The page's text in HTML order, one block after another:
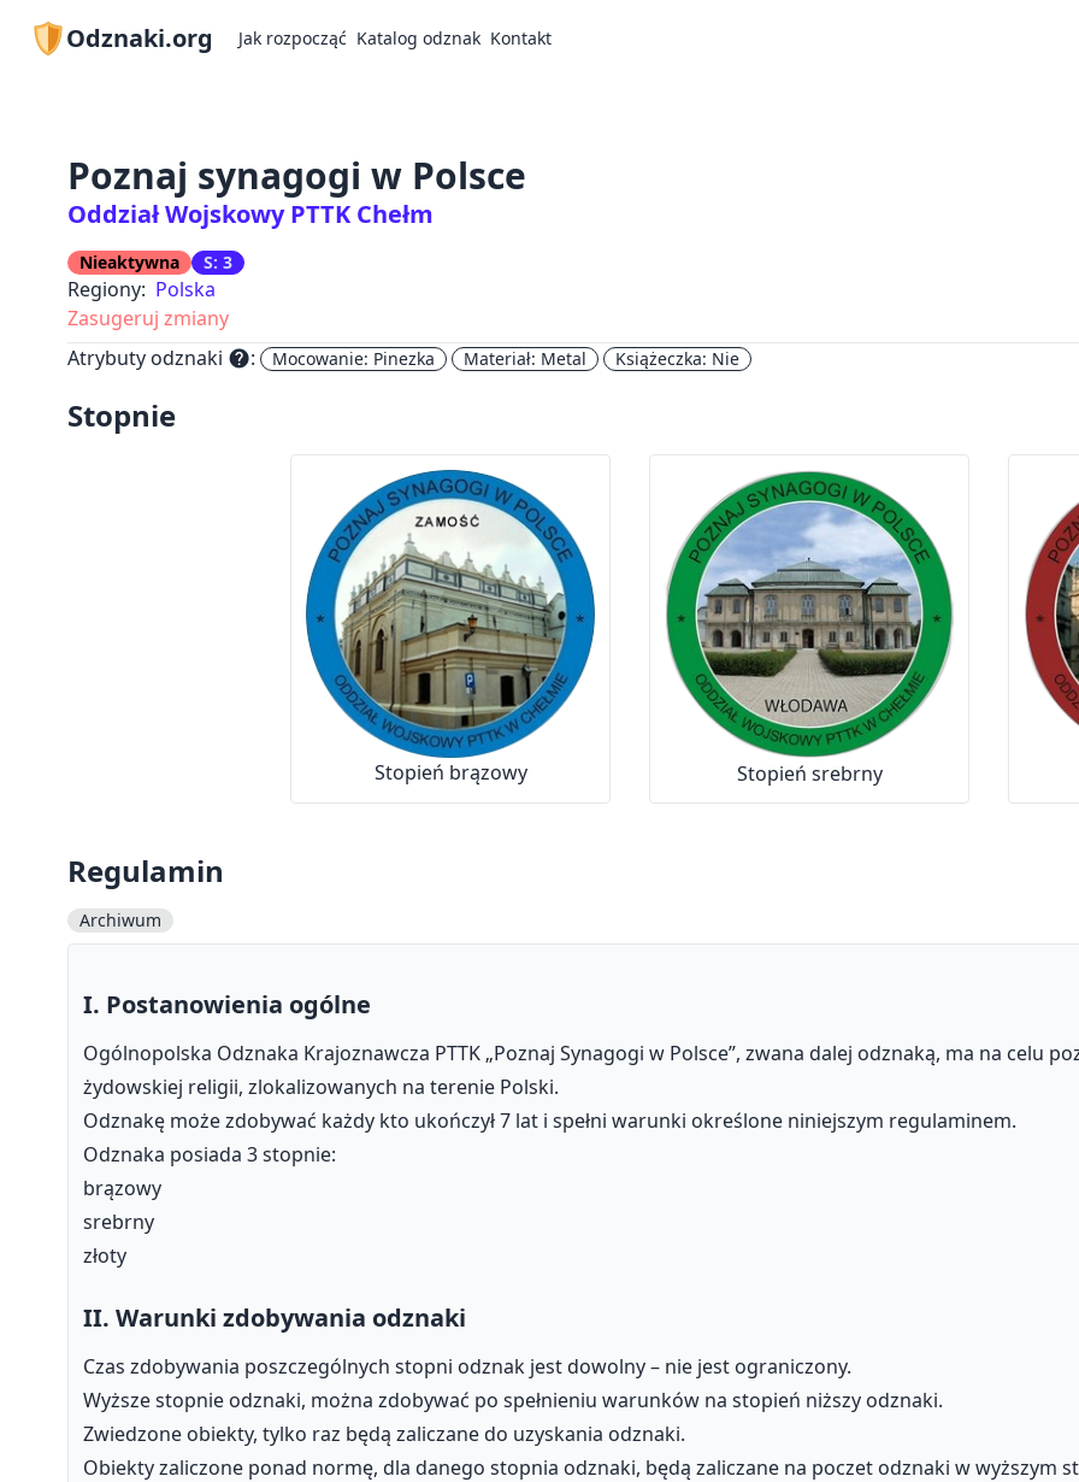
Odznaki.org Jak rozpocząć Katalog odznak Kontakt
Poznaj synagogi w Polsce
Oddział Wojskowy PTTK Chełm
Nieaktywna S: 3
Regiony: Polska
Zasugeruj zmiany
Atrybuty odznaki help: Mocowanie: Pinezka Materiał: Metal Książeczka: Nie
Stopnie
Stopień brązowy Stopień srebrny
Regulamin
Archiwum
I. Postanowienia ogólne
Ogólnopolska Odznaka Krajoznawcza PTTK „Poznaj Synagogi w Polsce”, zwana dalej odznaką, ma na celu
żydowskiej religii, zlokalizowanych na terenie Polski.
Odznakę może zdobywać każdy kto ukończył 7 lat i spełni warunki określone niniejszym regulaminem.
Odznaka posiada 3 stopnie:
brązowy
srebrny
złoty
II. Warunki zdobywania odznaki
Czas zdobywania poszczególnych stopni odznak jest dowolny – nie jest ograniczony.
Wyższe stopnie odznaki, można zdobywać po spełnieniu warunków na stopień niższy odznaki.
Zwiedzone obiekty, tylko raz będą zaliczane do uzyskania odznaki.
Obiekty zaliczone ponad normę, dla danego stopnia odznaki, będą zaliczane na poczet odznaki w wyższym